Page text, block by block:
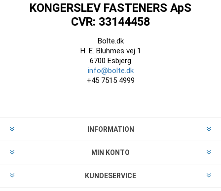
KONGERSLEV FASTENERS ApS
CVR: 33144458
Bolte.dk
H. E. Bluhmes vej 1
6700 Esbjerg
info@bolte.dk
+45 7515 4999
INFORMATION
MIN KONTO
KUNDESERVICE